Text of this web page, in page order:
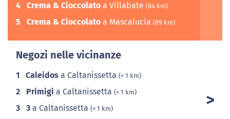
4 Crema & Cioccolato a Villabate (84 km)
5 Crema & Cioccolato a Mascalucia (89 km)
Negozi nelle vicinanze
1 Caleidos a Caltanissetta (< 1 km)
2 Primigi a Caltanissetta (< 1 km)
3 3 a Caltanissetta (< 1 km)